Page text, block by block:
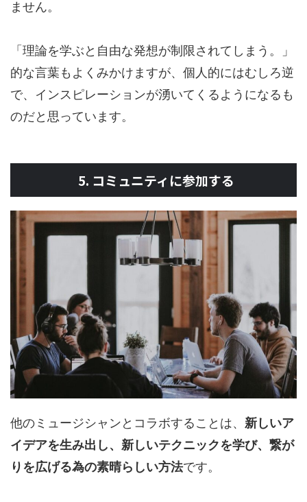
ません。
「理論を学ぶと自由な発想が制限されてしまう。」
的な言葉もよくみかけますが、個人的にはむしろ逆
で、インスピレーションが湧いてくるようになるも
のだと思っています。
5. コミュニティに参加する
他のミュージシャンとコラボすることは、 新しいア
イデアを生み出し、新しいテクニックを学び、繋が
りを広げる為の素晴らしい方法です。